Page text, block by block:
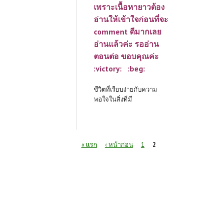
เพราะเนื้อหายาวต้อง
อ่านให้เข้าใจก่อนที่จะ
comment ดีมากเลย
อ่านแล้วค่ะ รออ่าน
ตอนต่อ ขอบคุณค่ะ
:victory: :beg:
ชีวิตที่เรียบง่ายกับความ
พอใจในสิ่งที่มี
« แรก ‹ หน้าก่อน 1 2